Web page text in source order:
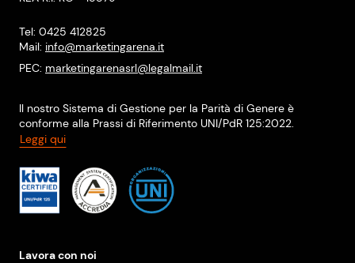
Tel: 0425 412825
Mail: info@marketingarena.it
PEC: marketingarenasrl@legalmail.it
Il nostro Sistema di Gestione per la Parità di Genere è
conforme alla Prassi di Riferimento UNI/PdR 125:2022.
Leggi qui
Lavora con noi